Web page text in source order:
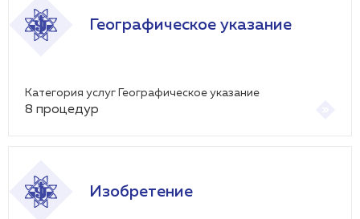
Географическое указание
Категория услуг Географическое указание
8 процедур
Изобретение